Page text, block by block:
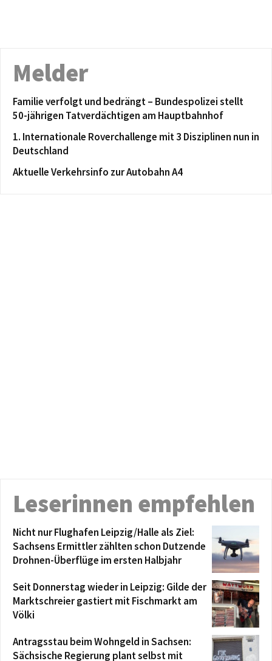
Melder
Familie verfolgt und bedrängt – Bundespolizei stellt
50-jährigen Tatverdächtigen am Hauptbahnhof
1. Internationale Roverchallenge mit 3 Disziplinen nun in
Deutschland
Aktuelle Verkehrsinfo zur Autobahn A4
Leserinnen empfehlen
Nicht nur Flughafen Leipzig/Halle als Ziel:
Sachsens Ermittler zählten schon Dutzende
Drohnen-Überflüge im ersten Halbjahr
Seit Donnerstag wieder in Leipzig: Gilde der
Marktschreier gastiert mit Fischmarkt am
Völki
Antragsstau beim Wohngeld in Sachsen:
Sächsische Regierung plant selbst mit